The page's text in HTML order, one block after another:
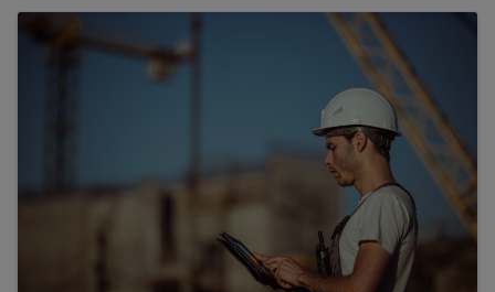
célja, hogy a tagok aktív közreműködésével az
iparág képviselőit egységesen érintő
problémákra közös megoldások jöjjenek létre
együttes erővel.